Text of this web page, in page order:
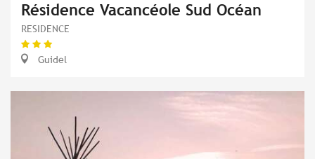
Résidence Vacancéole Sud Océan
RESIDENCE
Guidel